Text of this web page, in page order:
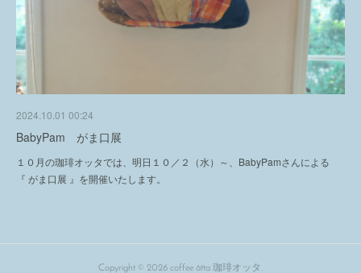
2024.10.01 00:24
BabyPam がま口展
１０月の珈琲オッタでは、明日１０／２（水）～、BabyPamさんによる
『 がま口展 』を開催いたします。
Copyright © 2026 coffee åtta 珈琲オッタ .